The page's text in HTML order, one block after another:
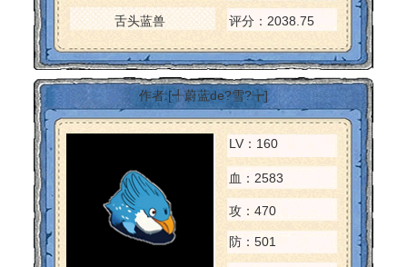
舌头蓝兽 评分：2038.75
作者:[╃蔚蓝de?雪?╆]
LV：160
血：2583
攻：470
防：501